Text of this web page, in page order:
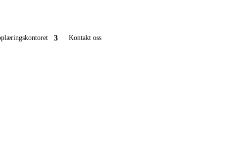
Kontakt oss